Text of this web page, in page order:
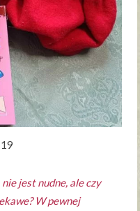
jest nudne, ale czy
W pewnej